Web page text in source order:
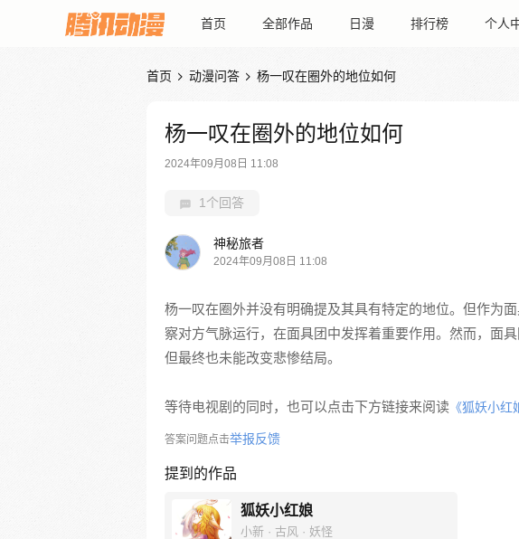
首页 全部作品 日漫 排行榜 个人
首页  动漫问答  杨一叹在圈外的地位如何
杨一叹在圈外的地位如何
2024年09月08日 11:08
1个回答
神秘旅者
2024年09月08日 11:08
杨一叹在圈外并没有明确提及其具有特定的地位。但作为
察对方气脉运行，在面具团中发挥着重要作用。然而，面
但最终也未能改变悲惨结局。
等待电视剧的同时，也可以点击下方链接来阅读 《狐妖小红
答案问题点击举报反馈
提到的作品
狐妖小红娘
小新 · 古风 · 妖怪